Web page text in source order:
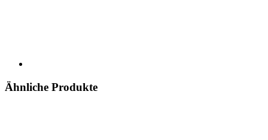
Ähnliche Produkte